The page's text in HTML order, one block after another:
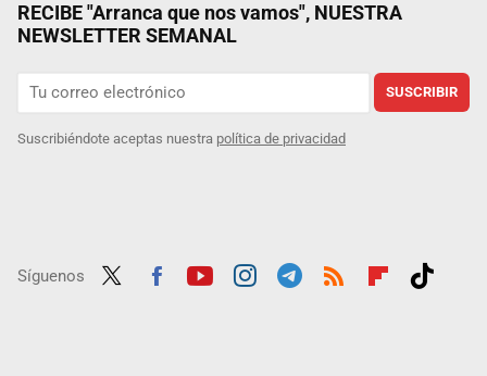
RECIBE "Arranca que nos vamos", NUESTRA
NEWSLETTER SEMANAL
SUSCRIBIR
Suscribiéndote aceptas nuestra política de privacidad
Síguenos